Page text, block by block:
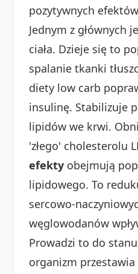
pozytywnych
Jednym z głównych
ciała. Dzieje się to
spalanie tkanki
diety low carb
insulinę. Stabilizuje
lipidów we krwi.
'złego' cholesterolu
efekty obejmują
lipidowego. To
sercowo-
węglowodanów
Prowadzi to do
organizm